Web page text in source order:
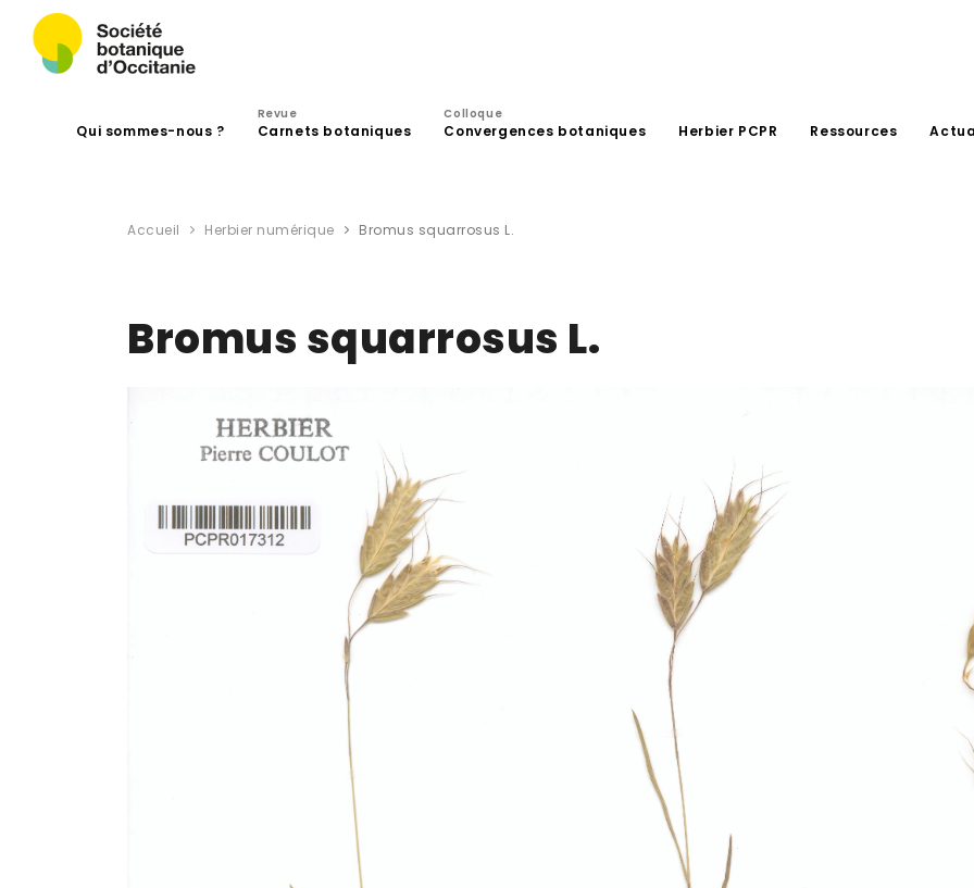
Qui sommes-nous ?
Revue
Carnets botaniques
Colloque
Convergences botaniques Herbier PCPR Ressources
Accueil Herbier numérique Bromus squarrosus L.
Bromus squarrosus L.